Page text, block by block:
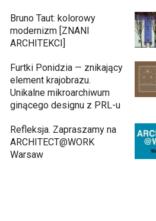
Bruno Taut: kolorowy
modernizm [ZNANI
ARCHITEKCI]
Furtki Ponidzia — znikający
element krajobrazu.
Unikalne mikroarchiwum
ginącego designu z PRL-u
Refleksja. Zapraszamy na
ARCHITECT@WORK
Warsaw